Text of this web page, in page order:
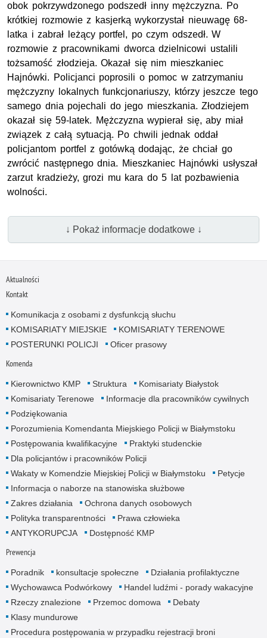
obok pokrzywdzonego podszedł inny mężczyzna. Po
krótkiej rozmowie z kasjerką wykorzystał nieuwagę 68-
latka i zabrał leżący portfel, po czym odszedł. W
rozmowie z pracownikami dworca dzielnicowi ustalili
tożsamość złodzieja. Okazał się nim mieszkaniec
Hajnówki. Policjanci poprosili o pomoc w zatrzymaniu
mężczyzny lokalnych funkcjonariuszy, którzy jeszcze tego
samego dnia pojechali do jego mieszkania. Złodziejem
okazał się 59-latek. Mężczyzna wypierał się, aby miał
związek z całą sytuacją. Po chwili jednak oddał
policjantom portfel z gotówką dodając, że chciał go
zwrócić następnego dnia. Mieszkaniec Hajnówki usłyszał
zarzut kradzieży, grozi mu kara do 5 lat pozbawienia
wolności.
↓ Pokaż informacje dodatkowe ↓
Aktualności
Kontakt
Komunikacja z osobami z dysfunkcją słuchu
KOMISARIATY MIEJSKIE
KOMISARIATY TERENOWE
POSTERUNKI POLICJI
Oficer prasowy
Komenda
Kierownictwo KMP Struktura
Komisariaty Białystok
Komisariaty Terenowe
Informacje dla pracowników cywilnych
Podziękowania
Porozumienia Komendanta Miejskiego Policji w Białymstoku
Postępowania kwalifikacyjne
Praktyki studenckie
Dla policjantów i pracowników Policji
Wakaty w Komendzie Miejskiej Policji w Białymstoku
Petycje
Informacja o naborze na stanowiska służbowe
Zakres działania
Ochrona danych osobowych
Polityka transparentności
Prawa człowieka
ANTYKORUPCJA
Dostępność KMP
Prewencja
Poradnik konsultacje społeczne
Działania profilaktyczne
Wychowawca Podwórkowy
Handel ludźmi - porady wakacyjne
Rzeczy znalezione
Przemoc domowa
Debaty
Klasy mundurowe
Procedura postępowania w przypadku rejestracji broni